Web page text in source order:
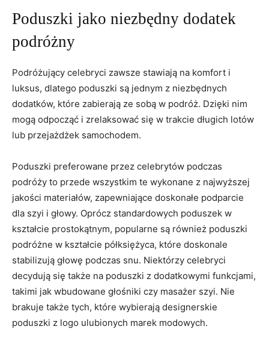
Poduszki jako niezbędny dodatek
⁣podróżny
Podróżujący celebryci ⁢zawsze stawiają‌ na ⁣komfort i
luksus,⁣ dlatego poduszki są ⁣jednym z ⁢niezbędnych
dodatków, które‍ zabierają ze sobą​ w podróż. Dzięki nim
mogą ⁣odpocząć i ‌zrelaksować się w trakcie długich lotów
lub przejażdżek samochodem.
Poduszki preferowane przez celebrytów⁢ podczas ​
podróży to przede wszystkim te wykonane‌ z najwyższej
jakości materiałów, zapewniające doskonałe‍ podparcie
dla szyi i głowy. Oprócz standardowych⁤ poduszek w
kształcie prostokątnym, popularne są ⁤również poduszki
podróżne w kształcie półksiężyca, które doskonale
stabilizują głowę podczas snu. ⁢Niektórzy ‌celebryci
⁢decydują się także na poduszki ‍z dodatkowymi funkcjami,⁤
takimi⁤ jak wbudowane głośniki ⁤czy ‌masażer⁢ szyi. Nie
brakuje także ​tych, które ⁤wybierają designerskie
poduszki z logo ulubionych ‌marek modowych.